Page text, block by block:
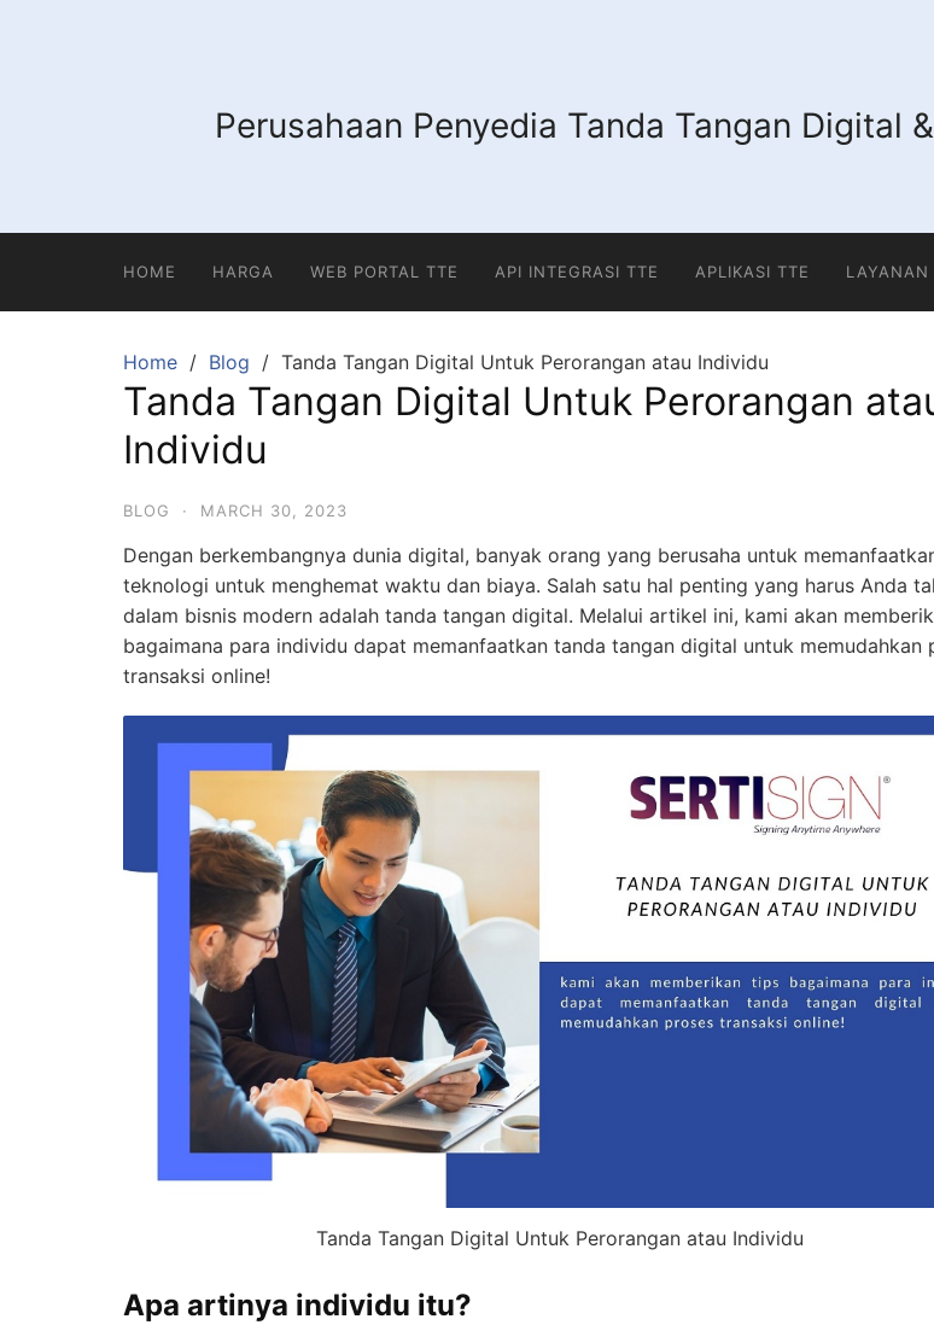
Perusahaan Penyedia Tanda Tangan Digital
HOME HARGA WEB PORTAL TTE API INTEGRASI TTE APLIKASI TTE LAYANAN
Home Blog Tanda Tangan Digital Untuk Perorangan atau Individu
Tanda Tangan Digital Untuk Perorangan
Individu
BLOG · MARCH 30, 2023
Dengan berkembangnya dunia digital, banyak orang yang berusaha untuk
teknologi untuk menghemat waktu dan biaya. Salah satu hal penting yang harus Anda
dalam bisnis modern adalah tanda tangan digital. Melalui artikel ini, kami akan
bagaimana para individu dapat memanfaatkan tanda tangan digital untuk memudahkan
transaksi online!
Tanda Tangan Digital Untuk Perorangan atau Individu
Apa artinya individu itu?